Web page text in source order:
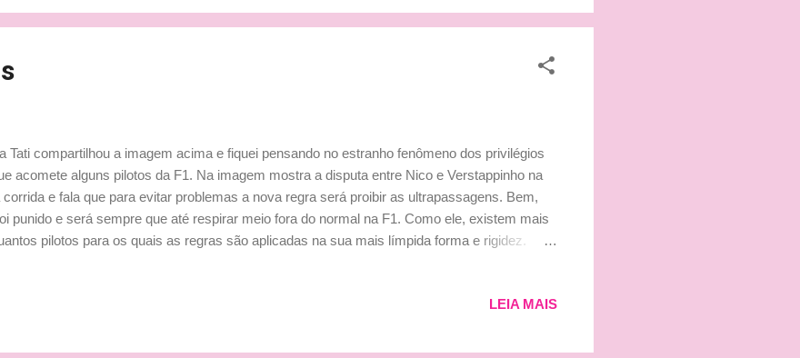
Tati compartilhou a imagem acima e fiquei pensando no estranho fenômeno dos privilégios
acomete alguns pilotos da F1. Na imagem mostra a disputa entre Nico e Verstappinho na
corrida e fala que para evitar problemas a nova regra será proibir as ultrapassagens. Bem,
punido e será sempre que até respirar meio fora do normal na F1. Como ele, existem mais
pilotos para os quais as regras são aplicadas na sua mais límpida forma e rigidez.
extremamente arrojados; Eles não lutam duro demais, isso é coisa de campeão; Só
jogar duro igual, podem fazer o que for, mas não serão aceitos. De alguma maneira os
LEIA MAIS